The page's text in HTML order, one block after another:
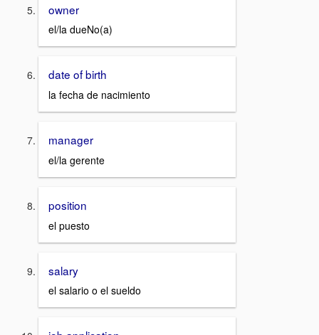
owner
el/la dueNo(a)
date of birth
la fecha de nacimiento
manager
el/la gerente
position
el puesto
salary
el salario o el sueldo